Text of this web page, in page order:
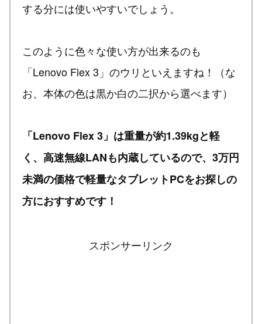
する分には使いやすいでしょう。
このように色々な使い方が出来るのも
「Lenovo Flex 3」のウリといえますね！（な
お、本体の色は黒か白の二択から選べます）
「Lenovo Flex 3」は重量が約1.39kgと軽
く、高速無線LANも内蔵しているので、3万円
未満の価格で軽量なタブレットPCをお探しの
方におすすめです！
スポンサーリンク